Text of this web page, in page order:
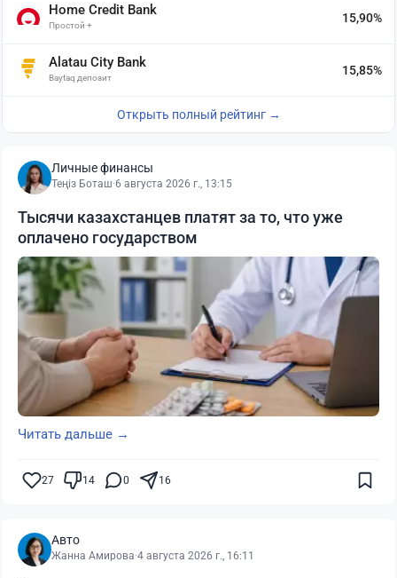
Home Credit Bank
Простой +
15,90%
Alatau City Bank
Baytaq депозит
15,85%
Открыть полный рейтинг →
Личные финансы
Теңіз Боташ·6 августа 2026 г., 13:15
Тысячи казахстанцев платят за то, что уже
оплачено государством
Читать дальше →
27 14 0 16
Авто
Жанна Амирова·4 августа 2026 г., 16:11